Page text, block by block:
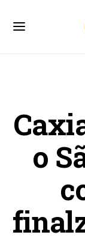
o